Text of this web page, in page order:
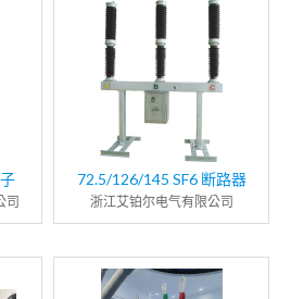
司
72.5/126/145 SF6 断路器
浙江艾铂尔电气有限公司